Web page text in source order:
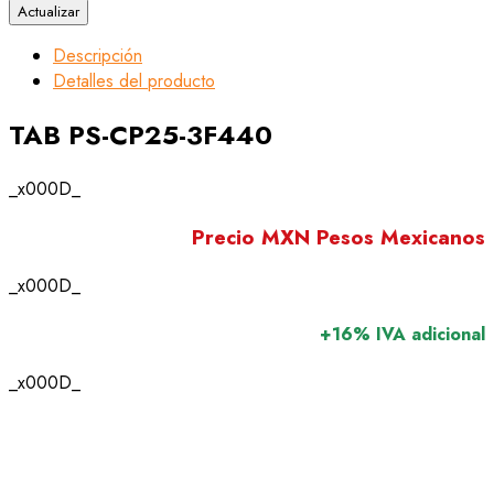
Descripción
Detalles del producto
TAB PS-CP25-3F440
_x000D_
Precio MXN Pesos Mexicanos
_x000D_
+16% IVA adicional
_x000D_